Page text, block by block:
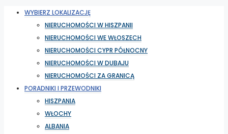
WYBIERZ LOKALIZACJĘ
NIERUCHOMOŚCI W HISZPANII
NIERUCHOMOŚCI WE WŁOSZECH
NIERUCHOMOŚCI CYPR PÓŁNOCNY
NIERUCHOMOŚCI W DUBAJU
NIERUCHOMOŚCI ZA GRANICĄ
PORADNIKI I PRZEWODNIKI
HISZPANIA
WŁOCHY
ALBANIA